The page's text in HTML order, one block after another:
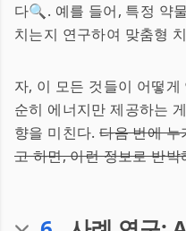
다🔍. 예를 들어, 특정 약
치는지 연구하여 맞춤형
자, 이 모든 것들이 어떻
순히 에너지만 제공하는
향을 미친다.다음 번에 누
고 하면, 이런 정보로 반박